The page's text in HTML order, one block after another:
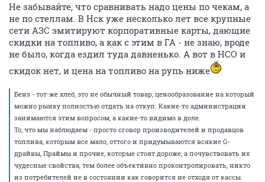
Не забывайте, что сравнивать надо цены по чекам, а
не по стеллам. В Нск уже несколько лет все крупные
сети АЗС эмитируют корпоративные карты, дающие
скидки на топливо, а как с этим в ГА - не знаю, вроде
не было, когда ездил туда давненько. А вот в НСО и
скидок нет, и цена на топливо на рупь ниже
Бенз - тот-же хлеб, это не обычный товар, ценообразование на который
можно рынку полностью отдать на откуп. Какие-то администрации
занимаются этим вопросом, а какие-то видимо в доле.
То, что мы наблюдаем - просто сговор производителей и продавцов
топлива, которым все мало, оттого и придумываются всякие G-
драйвы, Праймы и прочие, которые стоят дороже, а почувствовать их
чудесные свойства, тем более объективно проконтролировать, никто
из потребителей не в состоянии как говорится не отходя от кассы.